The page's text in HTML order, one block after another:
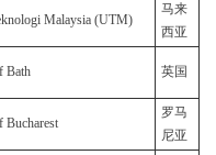
Malaysia (UTM)
马来
西亚
Bath 英国
Bucharest
罗马
尼亚